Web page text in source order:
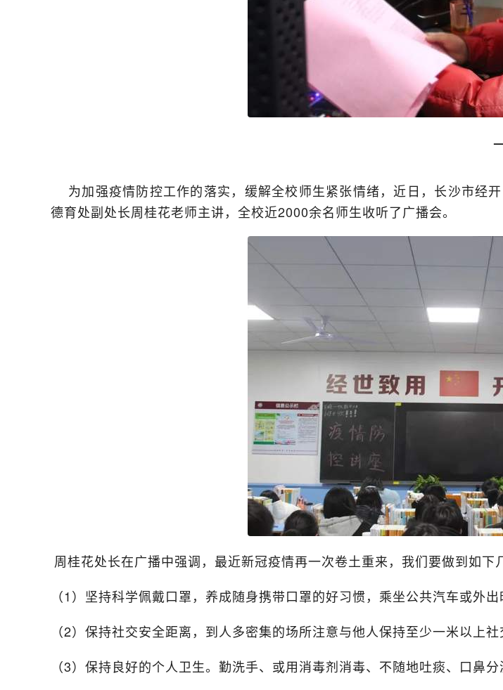
为加强疫情防控工作的落实，缓解全校师生紧张情绪，近日，长沙市经
德育处副处长周桂花老师主讲，全校近2000余名师生收听了广播会。
周桂花处长在广播中强调，最近新冠疫情再一次卷土重来，我们要做到如下
（1）坚持科学佩戴口罩，养成随身携带口罩的好习惯，乘坐公共汽车或外出
（2）保持社交安全距离，到人多密集的场所注意与他人保持至少一米以上
（3）保持良好的个人卫生。勤洗手、或用消毒剂消毒、不随地吐痰、口鼻